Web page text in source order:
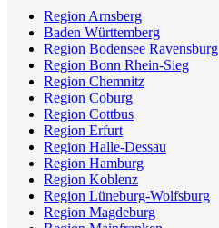
Region Arnsberg
Baden Württemberg
Region Bodensee Ravensburg
Region Bonn Rhein-Sieg
Region Chemnitz
Region Coburg
Region Cottbus
Region Erfurt
Region Halle-Dessau
Region Hamburg
Region Koblenz
Region Lüneburg-Wolfsburg
Region Magdeburg